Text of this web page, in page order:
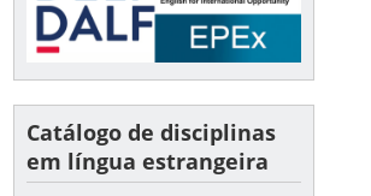
Catálogo de disciplinas
em língua estrangeira